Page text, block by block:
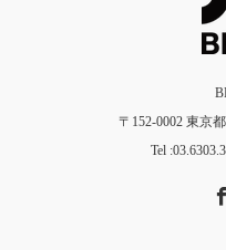
〒152-0002 東京
Tel